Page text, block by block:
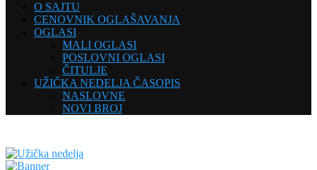
O SAJTU
CENOVNIK OGLAŠAVANJA
OGLASI
MALI OGLASI
POSLOVNI OGLASI
ČITULJE
UŽIČKA NEDELJA ČASOPIS
NASLOVNE
NOVI BROJ